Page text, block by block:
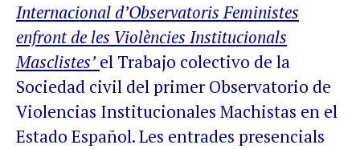
Internacional d’Observatoris Feministes
enfront de les Violències Institucionals
Masclistes’ el Trabajo colectivo de la
Sociedad civil del primer Observatorio de
Violencias Institucionales Machistas en el
Estado Español. Les entrades presencials